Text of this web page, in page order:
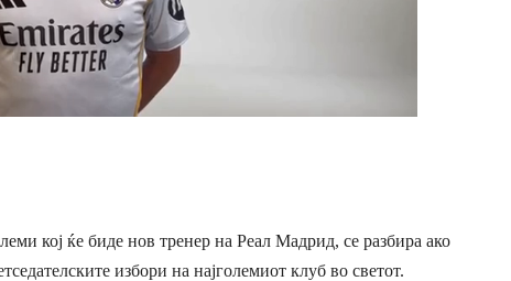
кој ќе биде нов тренер на Реал Мадрид, се разбира ако
избори на најголемиот клуб во светот.